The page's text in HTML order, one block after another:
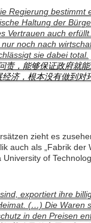
Regierung bestimmt
Haltung der
Vertrauen auch
noch nach
sie dabei total.
责，能够保证政府就
济，根本没有做到对
zieht es
auch als „Fabrik der
of
exportiert ihre
(…) Die Waren
in den Preisen